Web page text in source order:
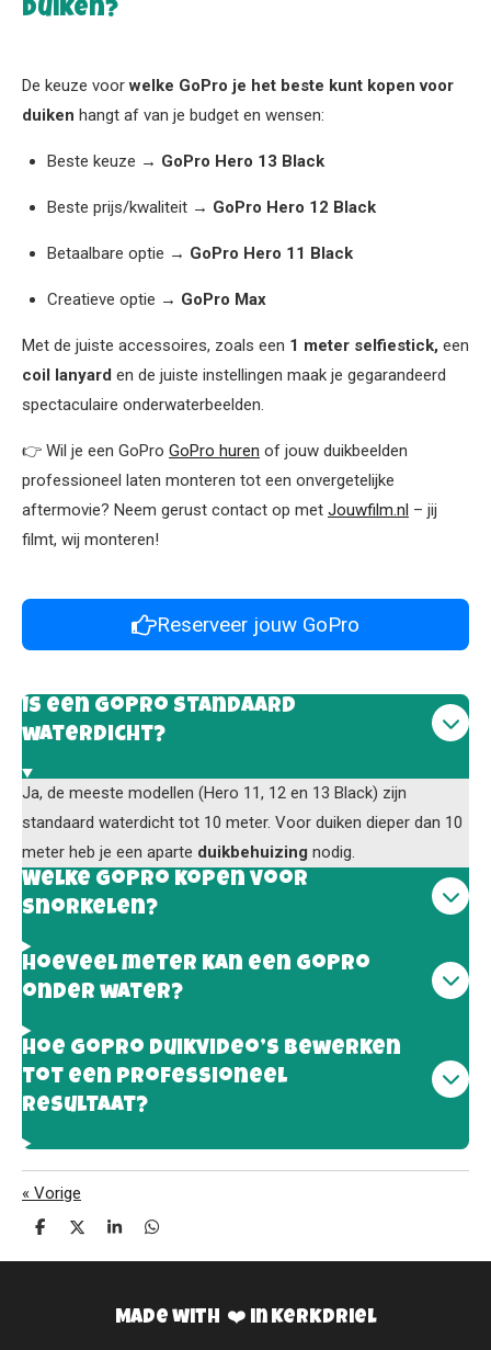
duiken?
De keuze voorwelke GoPro je het beste kunt kopen voor
duiken hangt af van je budget en wensen:
Beste keuze → GoPro Hero 13 Black
Beste prijs/kwaliteit → GoPro Hero 12 Black
Betaalbare optie → GoPro Hero 11 Black
Creatieve optie → GoPro Max
Met de juiste accessoires, zoals een 1 meter selfiestick, een
coil lanyard en de juiste instellingen maak je gegarandeerd
spectaculaire onderwaterbeelden.
👉 Wil je een GoPro GoPro huren of jouw duikbeelden
professioneel laten monteren tot een onvergetelijke
aftermovie? Neem gerust contact op met Jouwfilm.nl – jij
filmt, wij monteren!
Reserveer jouw GoPro
Is een GoPro standaard
waterdicht?
Ja, de meeste modellen (Hero 11, 12 en 13 Black) zijn
standaard waterdicht tot 10 meter. Voor duiken dieper dan 10
meter heb je een aparte duikbehuizing nodig.
Welke GoPro kopen voor
snorkelen?
Hoeveel meter kan een GoPro
onder water?
Hoe GoPro duikvideo’s bewerken
tot een professioneel
resultaat?
« Vorige
D
l
D
e
S
a
D
l
Made with ❤️ in Kerkdriel